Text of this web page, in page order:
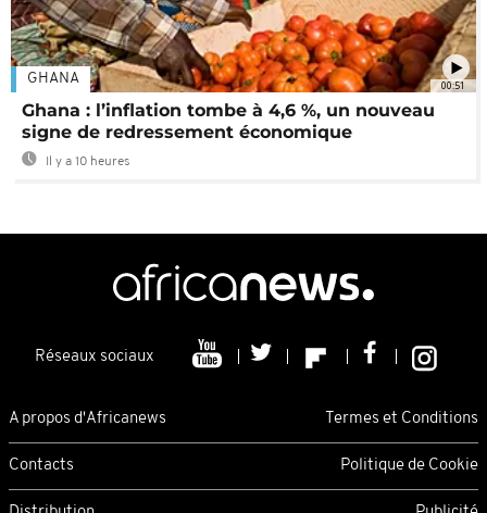
00:51
GHANA
Ghana : l’inflation tombe à 4,6 %, un nouveau
signe de redressement économique
Il y a 10 heures
Réseaux sociaux
A propos d'Africanews Termes et Conditions
Contacts Politique de Cookie